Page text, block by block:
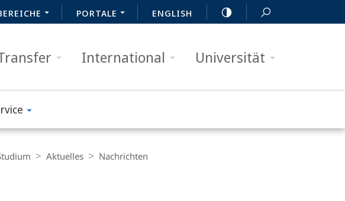
PORTALE ENGLISH
International Universität
Aktuelles
Nachrichten